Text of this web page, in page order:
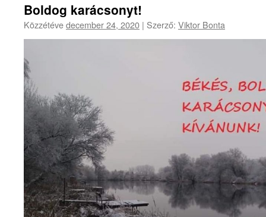
Boldog karácsonyt!
Közzétévedecember 24, 2020 | Szerző: Viktor Bonta